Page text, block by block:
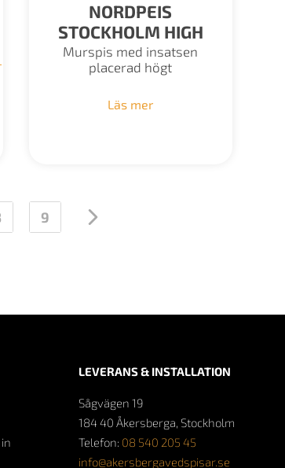
NORDPEIS
STOCKHOLM HIGH
Murspis med insatsen
placerad högt
Läs mer
9 →
LEVERANS & INSTALLATION
Sågvägen 19
184 40 Åkersberga, Stockholm
Telefon: 08 540 205 45
info@akersbergavedspisar.se